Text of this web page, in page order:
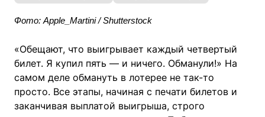
Фото: Apple_Martini / Shutterstock
«Обещают, что выигрывает каждый четвертый
билет. Я купил пять — и ничего. Обманули!» На
самом деле обмануть в лотерее не так-то
просто. Все этапы, начиная с печати билетов и
заканчивая выплатой выигрыша, строго